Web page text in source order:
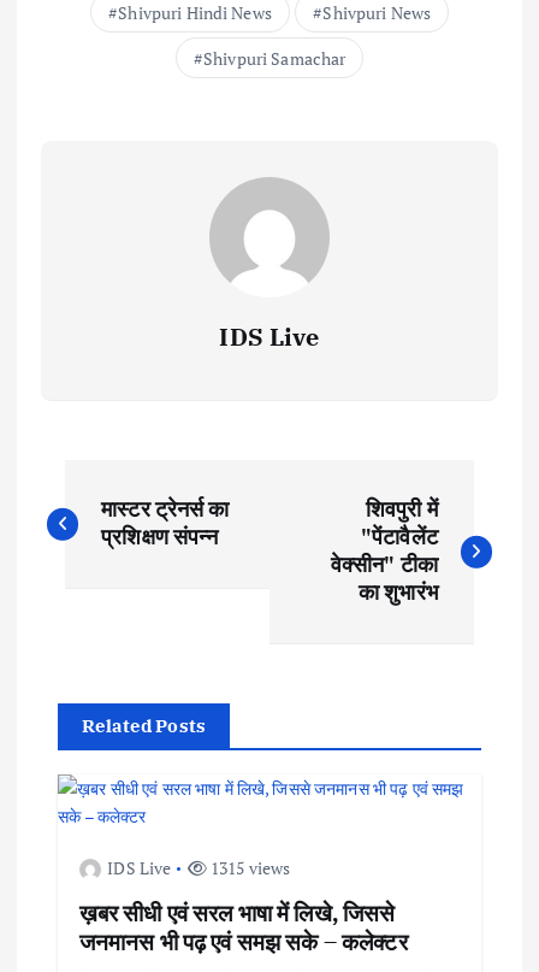
Shivpuri Hindi News
Shivpuri News
Shivpuri Samachar
IDS Live
o
n
a
v
मास्टर ट्रेनर्स का
प्रशिक्षण संपन्न
शिवपुरी में
"पेंटावैलेंट
वेक्सीन" टीका
का शुभारंभ
Related Posts
IDS Live 1315 views
ख़बर सीधी एवं सरल भाषा में लिखे, जिससे
जनमानस भी पढ़ एवं समझ सके – कलेक्टर